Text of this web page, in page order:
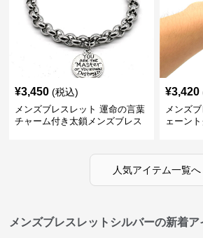
¥3,450 (税込)
メンズブレスレット 運命の言葉
チャーム付き太鎖メンズブレス
¥3,420
メンズ
ェーン
人気アイテム一覧へ
メンズブレスレットシルバーの新着ア